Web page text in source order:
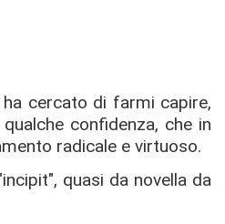
cercato di farmi capire,
confidenza, che in
radicale e virtuoso.
quasi da novella da